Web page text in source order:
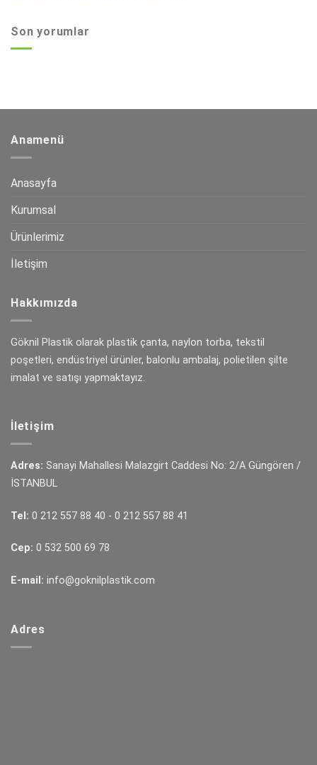
Son yorumlar
Anamenü
Anasayfa
Kurumsal
Ürünlerimiz
İletişim
Hakkımızda
Göknil Plastik olarak plastik çanta, naylon torba, tekstil
poşetleri, endüstriyel ürünler, balonlu ambalaj, polietilen şilte
imalat ve satışı yapmaktayız.
İletişim
Adres: Sanayi Mahallesi Malazgirt Caddesi No: 2/A Güngören /
İSTANBUL
Tel: 0 212 557 88 40 - 0 212 557 88 41
Cep: 0 532 500 69 78
E-mail: info@goknilplastik.com
Adres